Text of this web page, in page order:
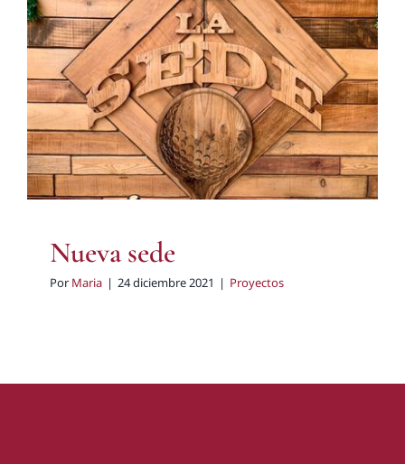
Nueva sede
Proyectos
Nueva sede
Por Maria | 24 diciembre 2021 | Proyectos